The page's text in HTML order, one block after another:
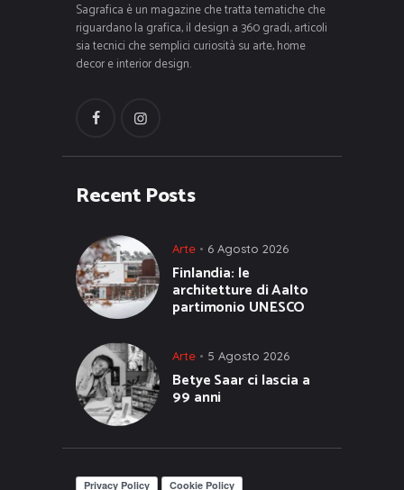
Sagrafica è un magazine che tratta tematiche che
riguardano la grafica, il design a 360 gradi, articoli
sia tecnici che semplici curiosità su arte, home
decor e interior design.
Recent Posts
Arte 6 Agosto 2026
Finlandia: le
architetture di Aalto
partimonio UNESCO
Arte 5 Agosto 2026
Betye Saar ci lascia a
99 anni